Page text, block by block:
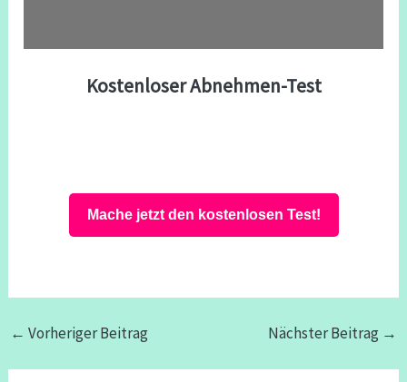
Kostenloser Abnehmen-Test
Mache jetzt den kostenlosen Test!
← Vorheriger Beitrag Nächster Beitrag →